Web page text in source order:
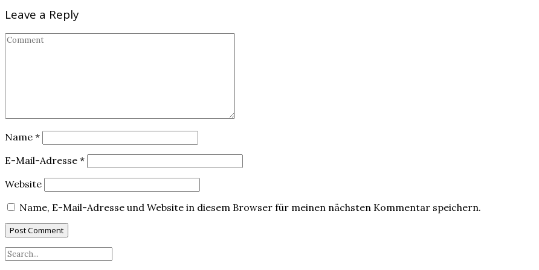
Leave a Reply
Name *
E-Mail-Adresse *
Website
Name, E-Mail-Adresse und Website in diesem Browser für meinen nächsten Kommentar speichern.